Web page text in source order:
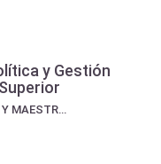
y Gestión
UNTREF POSGRADOS Y MAESTRÍAS